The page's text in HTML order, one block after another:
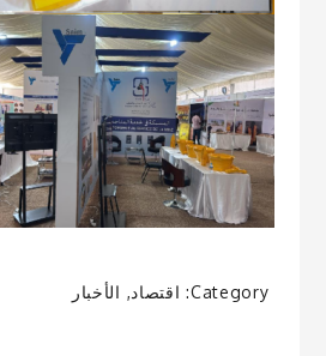
Category: اقتصاد, الأخبار